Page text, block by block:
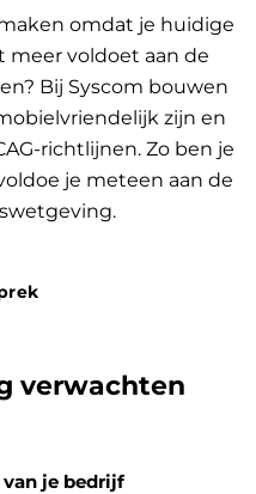
omdat je huidige
meer voldoet aan de
Bij Syscom bouwen
zijn en
richtlijnen. Zo ben je
je meteen aan de
verwachten
je bedrijf